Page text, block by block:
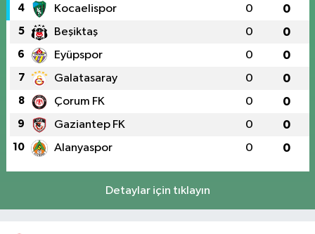
4 Kocaelispor 0 0
5 Beşiktaş 0 0
6 Eyüpspor 0 0
7 Galatasaray 0 0
8 Çorum FK 0 0
9 Gaziantep FK 0 0
10 Alanyaspor 0 0
Detaylar için tıklayın